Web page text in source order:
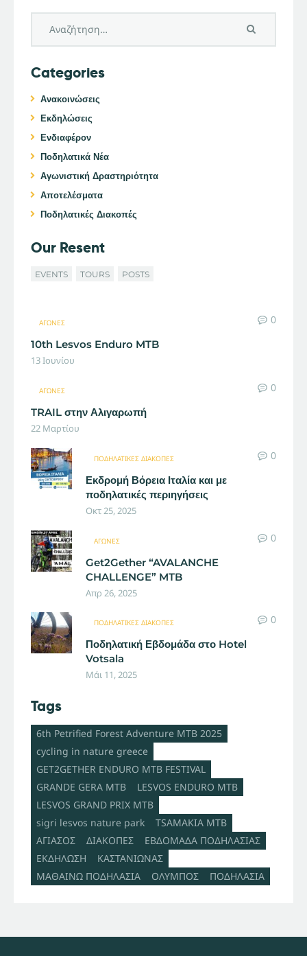
Categories
Ανακοινώσεις
Εκδηλώσεις
Ενδιαφέρον
Ποδηλατικά Νέα
Αγωνιστική Δραστηριότητα
Αποτελέσματα
Ποδηλατικές Διακοπές
Our Resent
EVENTS TOURS POSTS
ΑΓΏΝΕΣ
0
10th Lesvos Enduro MTB
13 Ιουνίου
ΑΓΏΝΕΣ
0
TRAIL στην Αλιγαρωπή
22 Μαρτίου
ΠΟΔΗΛΑΤΙΚΈΣ ΔΙΑΚΟΠΈΣ
0
Εκδρομή Βόρεια Ιταλία και με
ποδηλατικές περιηγήσεις
Οκτ 25, 2025
ΑΓΏΝΕΣ
0
Get2Gether “AVALANCHE
CHALLENGE” MTB
Απρ 26, 2025
ΠΟΔΗΛΑΤΙΚΈΣ ΔΙΑΚΟΠΈΣ
0
Ποδηλατική Εβδομάδα στο Hotel
Votsala
Μάι 11, 2025
Tags
6th Petrified Forest Adventure MTB 2025
cycling in nature greece
GET2GETHER ENDURO MTB FESTIVAL
GRANDE GERA MTB
LESVOS ENDURO MTB
LESVOS GRAND PRIX MTB
sigri lesvos nature park
TSAMAKIA MTB
ΑΓΙΑΣΟΣ
ΔΙΑΚΟΠΕΣ
ΕΒΔΟΜΑΔΑ ΠΟΔΗΛΑΣΙΑΣ
ΕΚΔΗΛΩΣΗ
ΚΑΣΤΑΝΙΩΝΑΣ
ΜΑΘΑΙΝΩ ΠΟΔΗΛΑΣΙΑ
ΟΛΥΜΠΟΣ ΠΟΔΗΛΑΣΙΑ